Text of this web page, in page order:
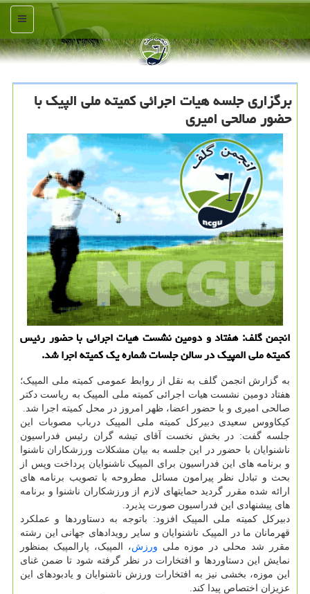
منو
برگزاری جلسه هیات اجرائی كمیته ملی الپیك با
حضور صالحی امیری
انجمن گلف: هفتاد و دومین نشست هیات اجرائی با حضور رئیس
كمیته ملی المپیك در سالن جلسات شماره یك كمیته اجرا شد.
به گزارش انجمن گلف به نقل از روابط عمومی کمیته ملی المپیک؛
هفتاد دومین نشست هیات اجرائی کمیته ملی المپیک به ریاست دکتر
صالحی امیری و با حضور اعضا، ظهر امروز در محل کمیته اجرا شد.
کیکاووس سعیدی دبیرکل کمیته ملی المپیک درباب مصوبات این
جلسه گفت: در بخش نخست آقای تیشه گران رئیس فدراسیون
ناشنوایان با حضور در این جلسه به بیان مشکلات ورزشکاران ناشنوا
و برنامه های این فدراسیون برای المپیک ناشنوایان پرداخت وپس از
بحث و تبادل نظر پیرامون مسائل مطروحه با تصویب برنامه های
ارائه شده مقرر گردید حمایتهای لازم از ورزشکاران ناشنوا و برنامه
های پیشنهادی این فدراسیون صورت پذیرد.
دبیرکل کمیته ملی المپیک افزود: باتوجه به دستاوردها و عملکرد
قهرمانان ما در المپیک ناشنوایان و سایر رویدادهای جهانی این رشته
مقرر شد محلی در موزه ملی ورزش، المپیک، پارالمپیک بمنظور
نمایش این دستاوردها و افتخارات در نظر گرفته شود تا ضمن غنای
این موزه، بخشی نیز به افتخارات ورزش ناشنوایان و یادبودهای این
عزیزان اختصاص پیدا کند.